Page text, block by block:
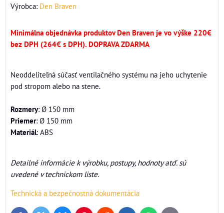
Výrobca: Den Braven
Minimálna objednávka produktov Den Braven je vo výške 220€
bez DPH (264€ s DPH). DOPRAVA ZDARMA
Neoddeliteľná súčasť ventilačného systému na jeho uchytenie
pod stropom alebo na stene.
Rozmery: Ø 150 mm
Priemer: Ø 150 mm
Materiál: ABS
Detailné informácie k výrobku, postupy, hodnoty atď. sú
uvedené v technickom liste.
Technická a bezpečnostná dokumentácia